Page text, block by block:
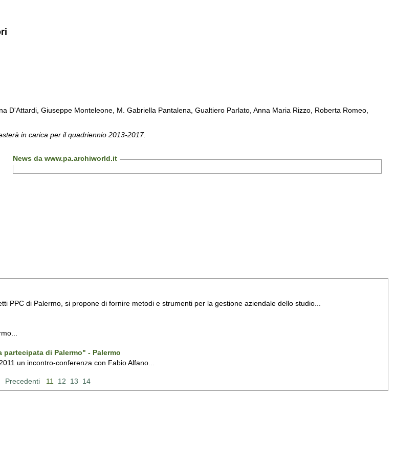
D'Attardi, Giuseppe Monteleone, M. Gabriella Pantalena, Gualtiero Parlato, Anna Maria Rizzo, Roberta Romeo,
in carica per il quadriennio 2013-2017.
News da www.pa.archiworld.it
PPC di Palermo, si propone di fornire metodi e strumenti per la gestione aziendale dello studio...
di Palermo" - Palermo
un incontro-conferenza con Fabio Alfano...
Precedenti 11 12 13 14